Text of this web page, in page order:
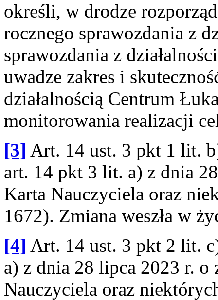
określi, w drodze
rocznego sprawozdania z
sprawozdania z
uwadze zakres i
działalnością Centrum
monitorowania realizacji
[3] Art. 14 ust. 3 pkt 1 lit.
art. 14 pkt 3 lit. a) z dnia
Karta Nauczyciela oraz
1672). Zmiana weszła w
[4] Art. 14 ust. 3 pkt 2 lit.
a) z dnia 28 lipca 2023 r. o
Nauczyciela oraz